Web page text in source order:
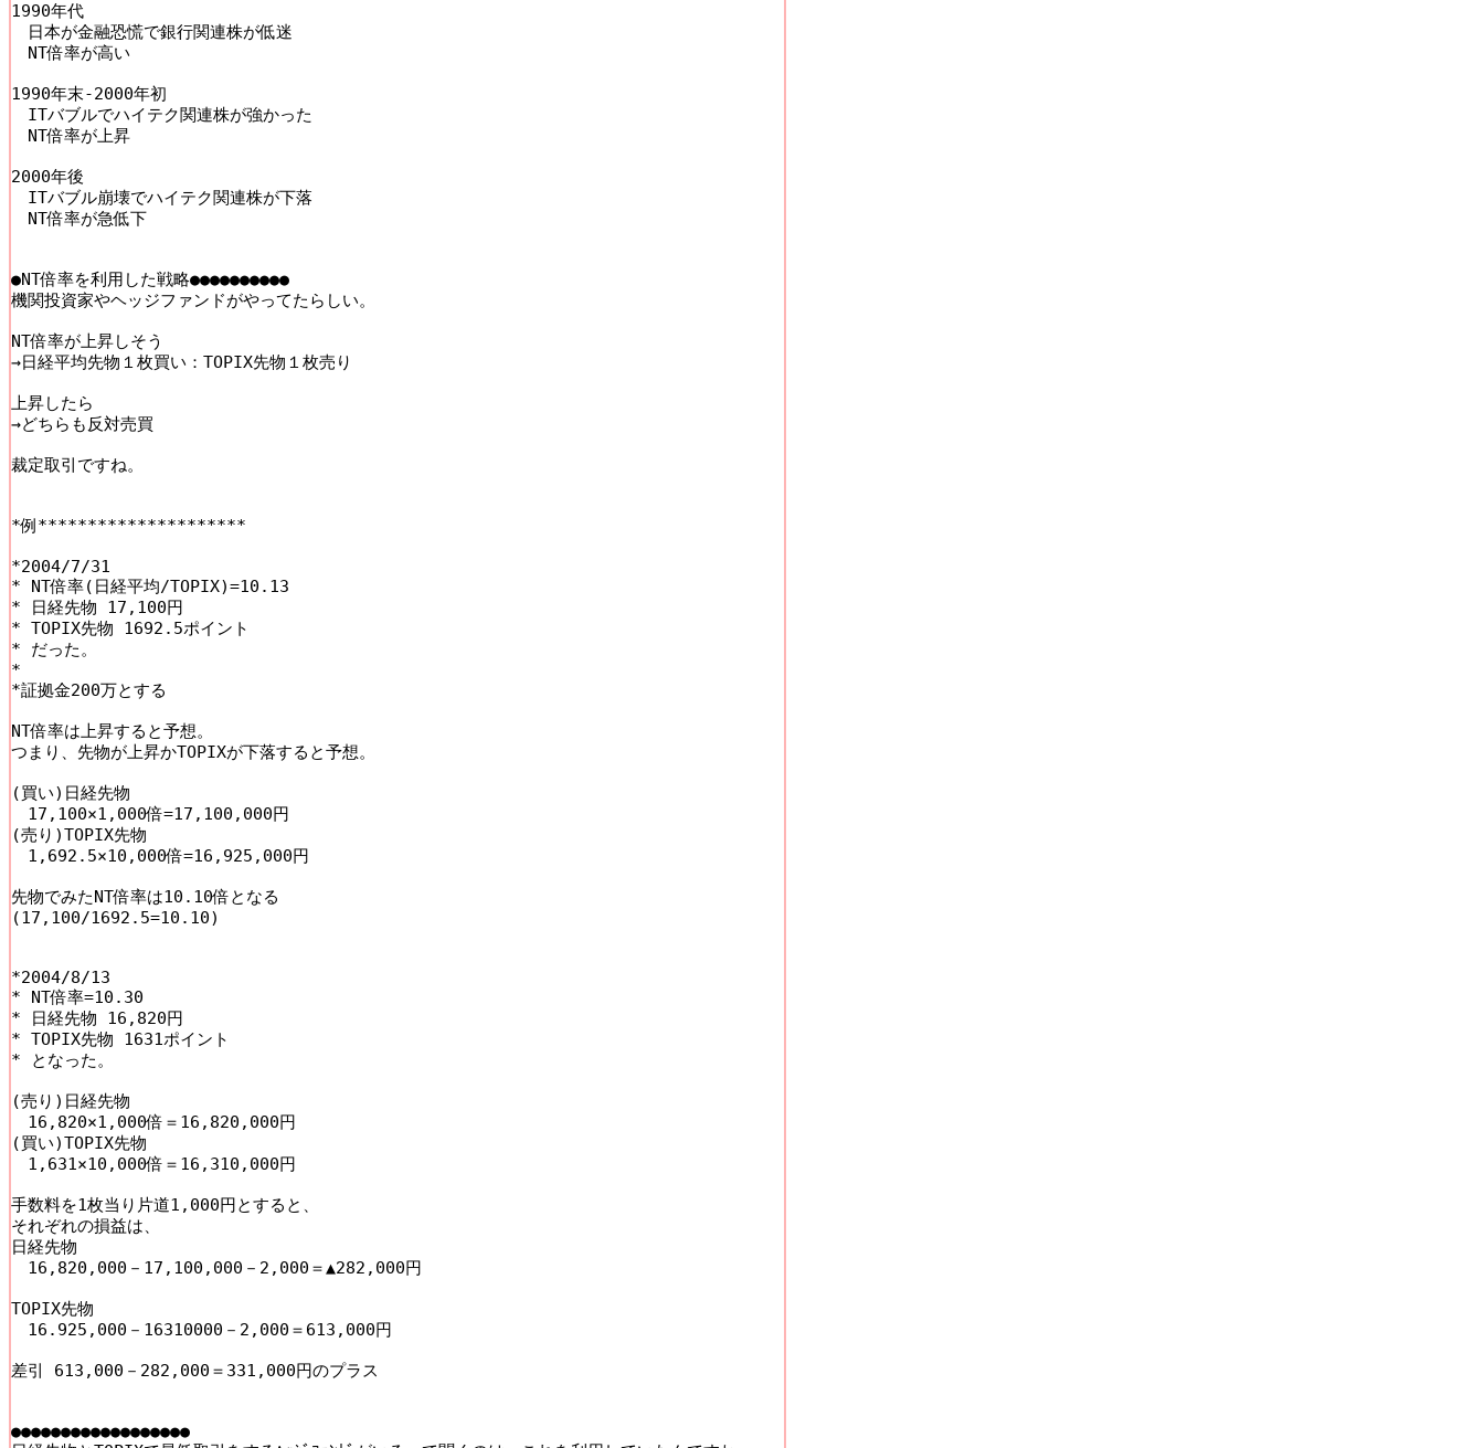
1990年代
日本が金融恐慌で銀行関連株が低迷
NT倍率が高い
1990年末-2000年初
ITバブルでハイテク関連株が強かった
NT倍率が上昇
2000年後
ITバブル崩壊でハイテク関連株が下落
NT倍率が急低下
●NT倍率を利用した戦略●●●●●●●●●●
機関投資家やヘッジファンドがやってたらしい。
NT倍率が上昇しそう
→日経平均先物１枚買い：TOPIX先物１枚売り
上昇したら
→どちらも反対売買
裁定取引ですね。
*例*********************
*2004/7/31
* NT倍率(日経平均/TOPIX)=10.13
* 日経先物 17,100円
* TOPIX先物 1692.5ポイント
* だった。
*
*証拠金200万とする
NT倍率は上昇すると予想。
つまり、先物が上昇かTOPIXが下落すると予想。
(買い)日経先物
17,100×1,000倍=17,100,000円
(売り)TOPIX先物
1,692.5×10,000倍=16,925,000円
先物でみたNT倍率は10.10倍となる
(17,100/1692.5=10.10)
*2004/8/13
* NT倍率=10.30
* 日経先物 16,820円
* TOPIX先物 1631ポイント
* となった。
(売り)日経先物
16,820×1,000倍＝16,820,000円
(買い)TOPIX先物
1,631×10,000倍＝16,310,000円
手数料を1枚当り片道1,000円とすると、
それぞれの損益は、
日経先物
16,820,000－17,100,000－2,000＝▲282,000円
TOPIX先物
16.925,000－16310000－2,000＝613,000円
差引 613,000－282,000＝331,000円のプラス
●●●●●●●●●●●●●●●●●●